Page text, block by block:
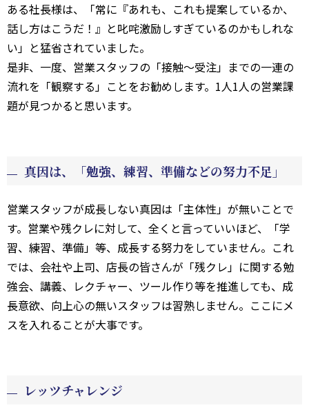
ある社長様は、「常に『あれも、これも提案しているか、
話し方はこうだ！』と叱咤激励しすぎているのかもしれな
い」と猛省されていました。
是非、一度、営業スタッフの「接触～受注」までの一連の
流れを「観察する」ことをお勧めします。1人1人の営業課
題が見つかると思います。
真因は、「勉強、練習、準備などの努力不足」
営業スタッフが成長しない真因は「主体性」が無いことで
す。営業や残クレに対して、全くと言っていいほど、「学
習、練習、準備」等、成長する努力をしていません。これ
では、会社や上司、店長の皆さんが「残クレ」に関する勉
強会、講義、レクチャー、ツール作り等を推進しても、成
長意欲、向上心の無いスタッフは習熟しません。ここにメ
スを入れることが大事です。
レッツチャレンジ